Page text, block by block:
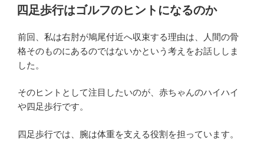
稿
日:
四足歩行はゴルフのヒントになるのか
前回、私は右肘が鳩尾付近へ収束する理由は、人間の骨
格そのものにあるのではないかという考えをお話ししま
した。
そのヒントとして注目したいのが、赤ちゃんのハイハイ
や四足歩行です。
四足歩行では、腕は体重を支える役割を担っています。